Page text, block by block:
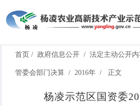
首页 / 政府信息公开 / 法定主动公开内
管委会部门决算 / 2016年 / 正文
杨凌示范区国资委